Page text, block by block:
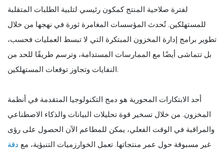
لفترة صلاحية المنتج كمكون رئيسي لتلبية الطلبات المتقلبة
للمستهلكين. تُحدث المؤسسات المغامرة ثورة في نهجها من خلال
تطوير برامج إدارة المخزون المبتكرة التي لا تبسط العمليات فحسب،
بل تتماشى أيضًا مع الممارسات المستدامة، وترسم طريقًا للحد من
النفايات وتجاوز توقعات المستهلكين.
أحد الابتكارات المحورية هو دمج التكنولوجيا المتقدمة في أنظمة
المخزون. من خلال تسخير قوة تحليلات البيانات والذكاء الاصطناعي
والمراقبة في الوقت الفعلي، يمكن للمطاعم الآن الحصول على رؤى
غير مسبوقة حول عمر منتجاتها. تعمل الخوارزميات التنبؤية، مع دقة